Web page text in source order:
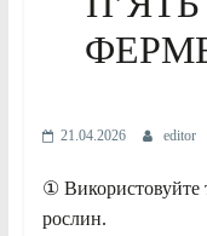
21.04.2026 editor
① Використовуйте
рослин.